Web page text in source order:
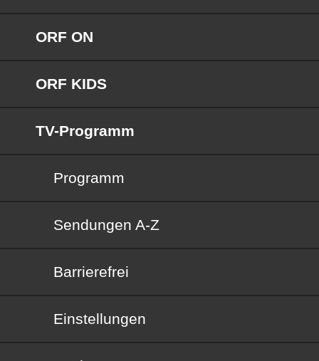
ORF ON
ORF KIDS
TV-Programm
Programm
Sendungen von A bis Z
Sendungen A-Z
Barrierefrei
Barrierefrei
Einstellungen